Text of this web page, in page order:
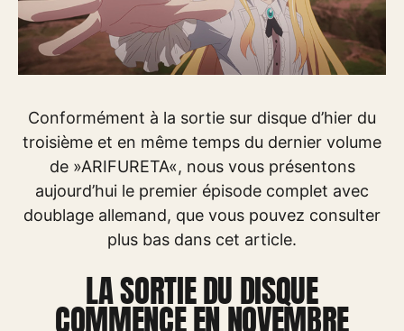
Conformément à la sortie sur disque d’hier du
troisième et en même temps du dernier volume
de »ARIFURETA«, nous vous présentons
aujourd’hui le premier épisode complet avec
doublage allemand, que vous pouvez consulter
plus bas dans cet article.
LA SORTIE DU DISQUE
COMMENCE EN NOVEMBRE